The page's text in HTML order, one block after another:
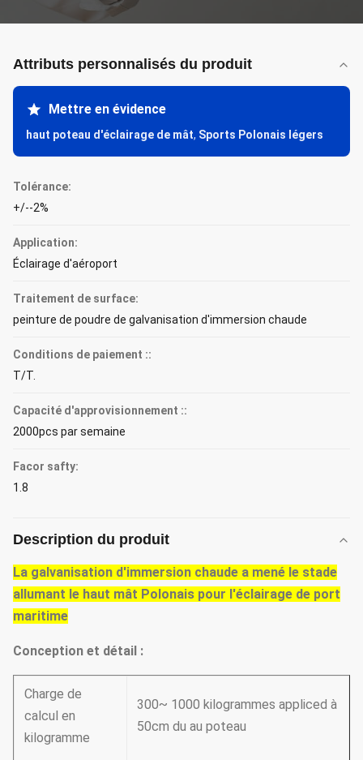
Attributs personnalisés du produit
Mettre en évidence
haut poteau d'éclairage de mât, Sports Polonais légers
Tolérance:
+/--2%
Application:
Éclairage d'aéroport
Traitement de surface:
peinture de poudre de galvanisation d'immersion chaude
Conditions de paiement ::
T/T.
Capacité d'approvisionnement ::
2000pcs par semaine
Facor safty:
1.8
Description du produit
La galvanisation d'immersion chaude a mené le stade
allumant le haut mât Polonais pour l'éclairage de port
maritime
Conception et détail :
Charge de
calcul en
kilogramme
300~ 1000 kilogrammes appliced à
50cm du au poteau